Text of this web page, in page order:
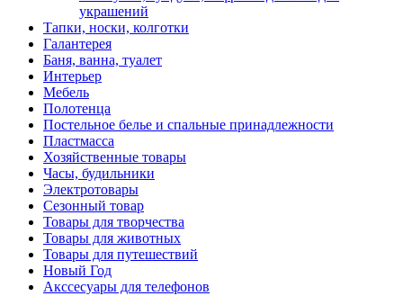
украшений
Тапки, носки, колготки
Галантерея
Баня, ванна, туалет
Интерьер
Мебель
Полотенца
Постельное белье и спальные принадлежности
Пластмасса
Хозяйственные товары
Часы, будильники
Электротовары
Сезонный товар
Товары для творчества
Товары для животных
Товары для путешествий
Новый Год
Акссесуары для телефонов